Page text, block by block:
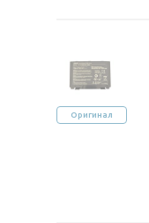
Оригинал